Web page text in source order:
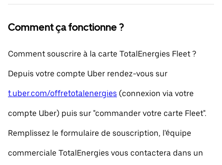
Comment ça fonctionne ?
Comment souscrire à la carte TotalEnergies Fleet ?
Depuis votre compte Uber rendez-vous sur
t.uber.com/offretotalenergies (connexion via votre
compte Uber) puis sur "commander votre carte Fleet".
Remplissez le formulaire de souscription, l'équipe
commerciale TotalEnergies vous contactera dans un